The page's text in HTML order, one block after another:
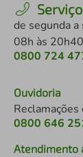
de segunda a
08h às
0800 724
Ouvidoria
Reclamações
0800 646
Atendimento